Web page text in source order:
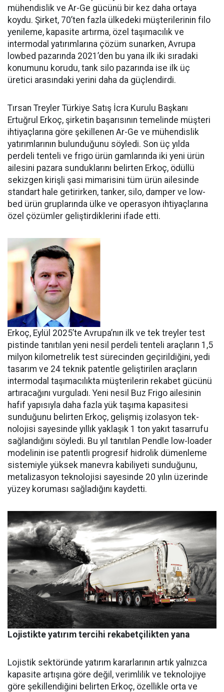
mühendislik ve Ar-Ge gücünü bir kez daha orta­ya
koydu. Şirket, 70’ten fazla ül­kedeki müşterilerinin filo
yenile­me, kapasite artırma, özel taşıma­cılık ve
intermodal yatırımlarına çözüm sunarken, Avrupa
lowbed pazarında 2021’den bu yana ilk iki sıradaki
konumunu korudu, tank silo pazarında ise ilk üç
üretici arasındaki yerini daha da güçlen­dirdi.
Tırsan Treyler Türkiye Satış İcra Kurulu Başkanı
Ertuğrul Er­koç, şirketin başarısının teme­linde müşteri
ihtiyaçlarına göre şekillenen Ar-Ge ve mühendislik
yatırımlarının bulunduğunu söy­ledi. Son üç yılda
perdeli tenteli ve frigo ürün gamlarında iki yeni ürün
ailesini pazara sundukları­nı belirten Erkoç, ödüllü
sekizgen kirişli şasi mimarisini tüm ürün ailesinde
standart hale getirir­ken, tanker, silo, damper ve low­
bed ürün gruplarında ülke ve ope­rasyon ihtiyaçlarına
özel çözüm­ler geliştirdiklerini ifade etti.
Erkoç, Eylül 2025’te Avru­pa’nın ilk ve tek treyler test
pistin­de tanıtılan yeni nesil perdeli ten­teli araçların 1,5
milyon kilomet­relik test sürecinden geçirildiğini, yedi
tasarım ve 24 teknik patentle geliştirilen araçların
intermodal taşımacılıkta müşterilerin reka­bet gücünü
artıracağını vurgula­dı. Yeni nesil Buz Frigo ailesinin
hafif yapısıyla daha fazla yük ta­şıma kapasitesi
sunduğunu belir­ten Erkoç, gelişmiş izolasyon tek­
nolojisi sayesinde yıllık yaklaşık 1 ton yakıt tasarrufu
sağlandığı­nı söyledi. Bu yıl tanıtılan Pendle low-loader
modelinin ise patent­li progresif hidrolik dümenleme
sistemiyle yüksek manevra kabi­liyeti sunduğunu,
metalizasyon teknolojisi sayesinde 20 yılın üze­rinde
yüzey koruması sağladığını kaydetti.
Lojistikte yatırım tercihi rekabetçilikten yana
Lojistik sektöründe yatırım ka­rarlarının artık yalnızca
kapasi­te artışına göre değil, verimlilik ve teknolojiye
göre şekillendiği­ni belirten Erkoç, özellikle orta ve